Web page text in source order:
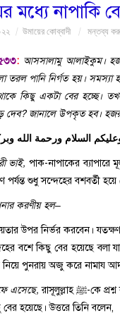
মধ্যে নাপাকি
উমায়ের কোব্বাদী মন্তব্য
: আসসালামু আলাইকুম।
তরল পানি নির্গত হয়।
কিছু একটা বের হচ্ছে।
দেব? জানালে উপকৃত হব।
السلام ورحمة الله
ভাই, পাক-নাপাকের ব্যাপারে
পর্যন্ত শুধু সন্দেহের বশবর্তী
করণীয় হল–
উপর নির্ভর করবেন।
বশে কিছু বের হয়েছে বলা
পুনরায় অজু করে নামায
এসেছে,রাসূলুল্লাহ ﷺ-কে প্রশ্ন করা হয়েছিল, হে আল্লাহর রাসূল, যদি কোন ব্যক্তি সন্দেহ করে যে, তার
বের হয়েছে। উত্তরে তিনি বলেন,